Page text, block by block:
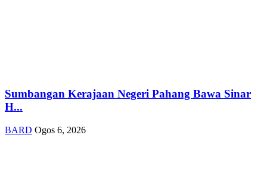
Sumbangan Kerajaan Negeri Pahang Bawa Sinar
H...
BARD Ogos 6, 2026